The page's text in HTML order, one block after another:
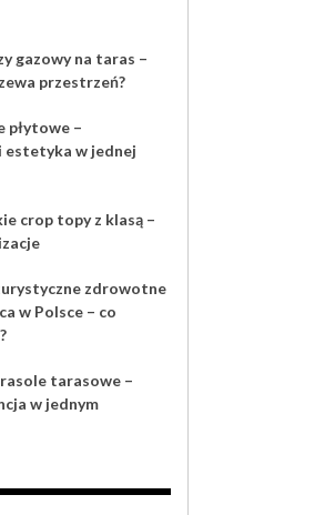
gazowy na taras –
przestrzeń?
płytowe –
estetyka w jednej
crop topy z klasą –
zdrowotne
w Polsce – co
tarasowe –
w jednym